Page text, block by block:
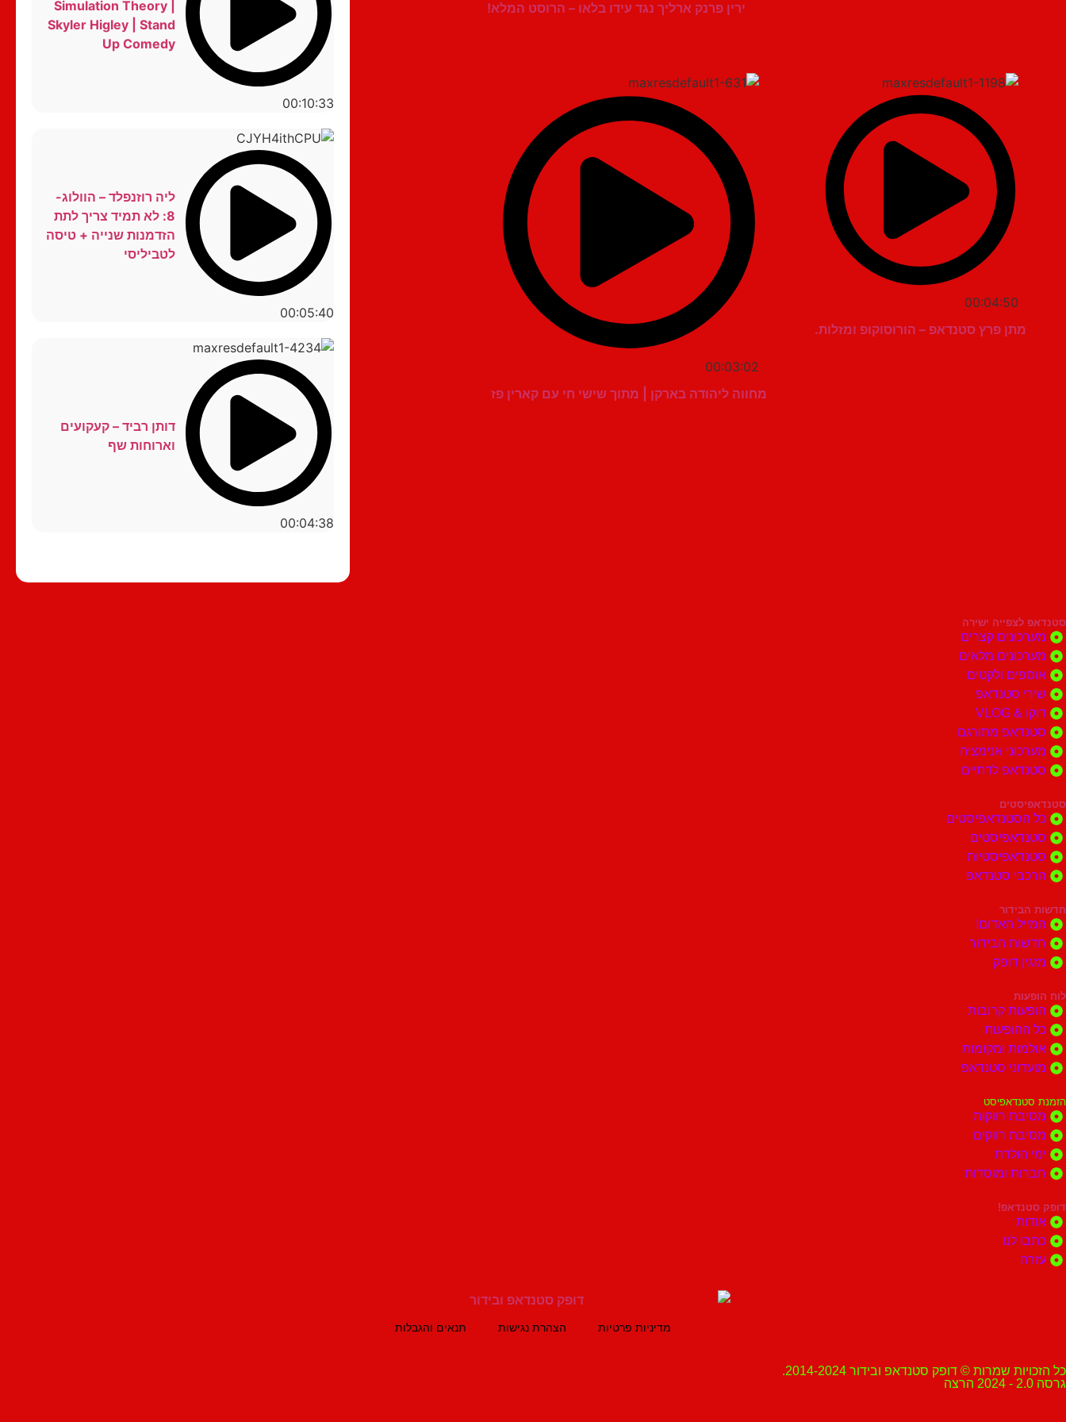
ירין פרנק ארליך נגד עידו בלאו – הרוסט המלא!
00:04:50
מתן פרץ סטנדאפ – הורוסוקופ ומזלות.
00:03:02
מחווה ליהודה בארקן | מתוך שישי חי עם קארין פז
00:10:33
Simulation Theory |
Skyler Higley | Stand
Up Comedy
00:05:40
ליה רוזנפלד – הוולוג-
8: לא תמיד צריך לתת
הזדמנות שנייה + טיסה
לטביליסי
00:04:38
דותן רביד – קעקועים
וארוחות שף
סטנדאפ לצפייה ישירה
מערכונים קצרים
מערכונים מלאים
אוספים ולקטים
שירי סטנדאפ
דוקו & VLOG
סטנדאפ מתורגם
מערכוני אנימציה
סטנדאפ לדתיים
סטנדאפיסטים
כל הסטנדאפיסטים
סטנדאפיסטים
סטנדאפיסטיות
הרכבי סטנדאפ
חדשות הבידור
המייל האדום!
חדשות הבידור
מזגין דופק
לוח הופעות
הופעות קרובות
כל ההופעות
אולמות ומקומות
מועדוני סטנדאפ
הזמנת סטנדאפיסט
מסיבת רווקות
מסיבת רווקים
ימי הולדת
חברות ומוסדות
דופק סטנדאפ!
אודות
כתבו לנו
עזרה
מדיניות פרטיות הצהרת נגישות תנאים והגבלות
כל הזכויות שמרות © דופק סטנדאפ ובידור 2014-2024.
גרסה 2.0 - 2024 הרצה